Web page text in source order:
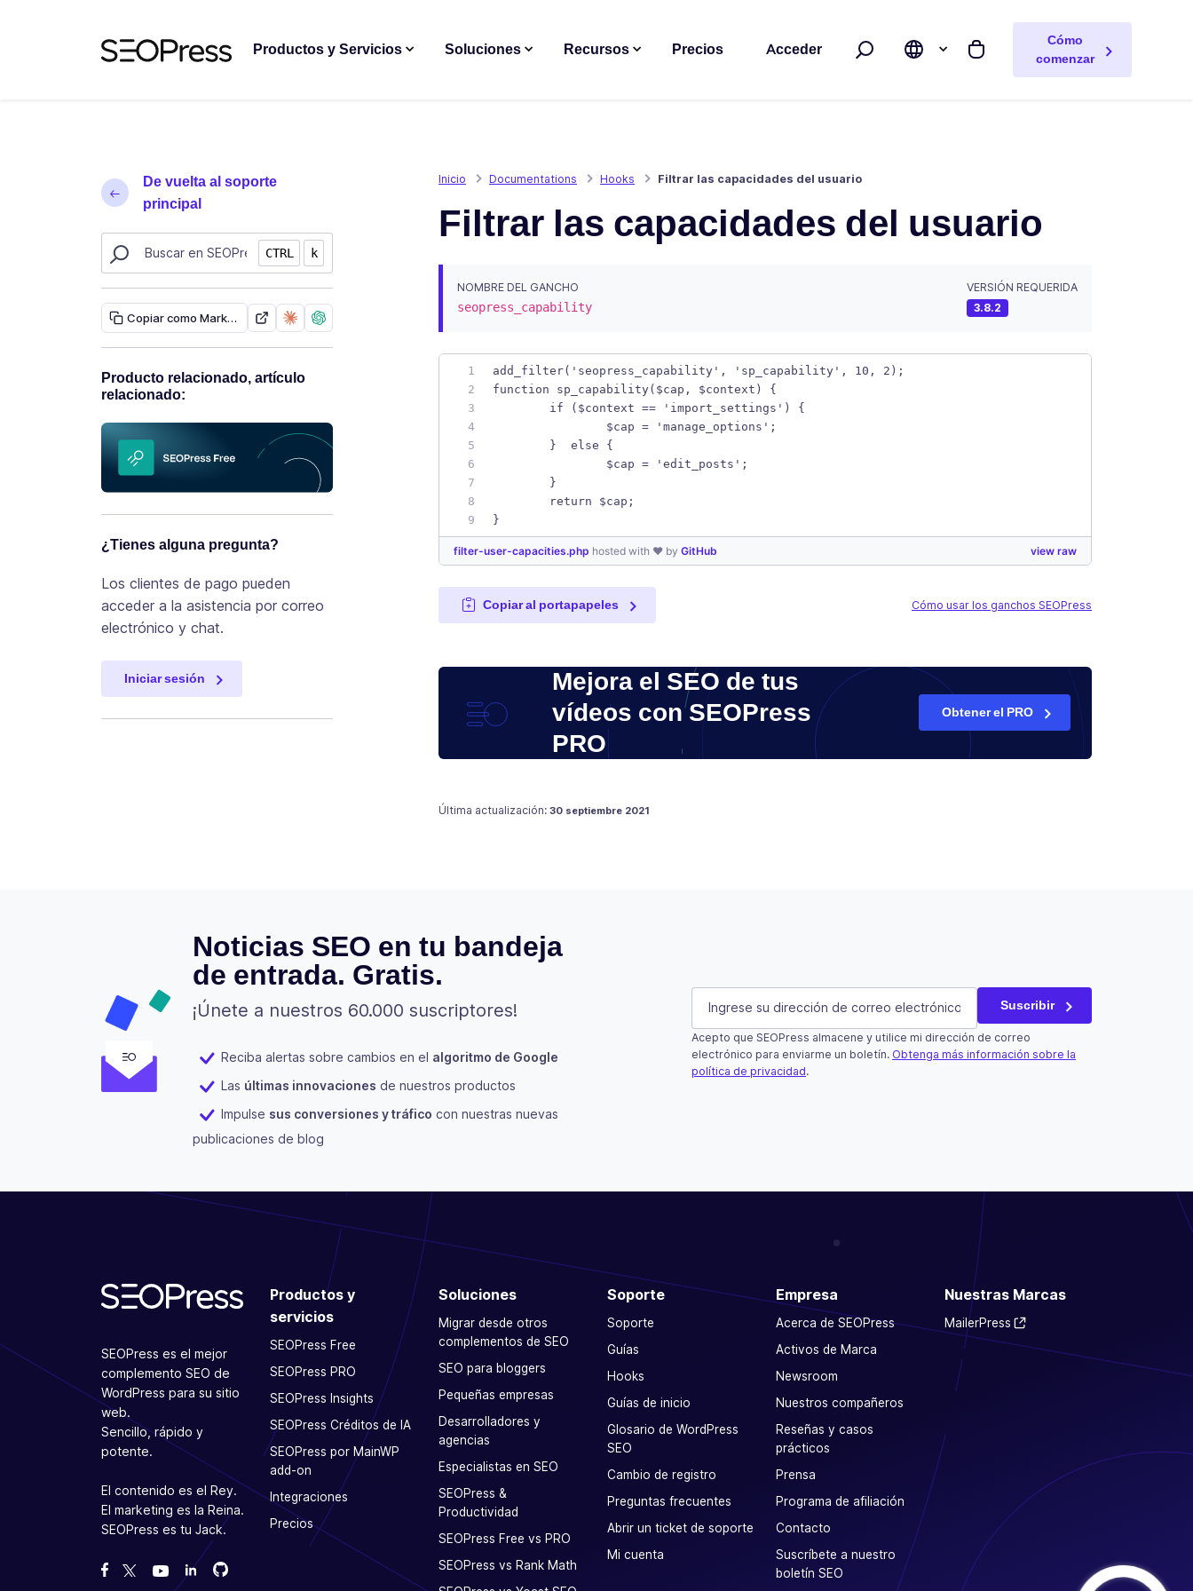
Productos y Servicios Soluciones Recursos Precios Acceder
Buscar Mi carrito
Cómo
comenzar
De vuelta al soporte
principal
Buscar recursos de SEOPress
CTRL k
Copiar como Markdown
Producto relacionado, artículo
relacionado:
¿Tienes alguna pregunta?
Los clientes de pago pueden
acceder a la asistencia por correo
electrónico y chat.
Iniciar sesión
Inicio Documentations Hooks Filtrar las capacidades del usuario
Filtrar las capacidades del usuario
NOMBRE DEL GANCHO
seopress_capability
VERSIÓN REQUERIDA
3.8.2
add_filter('seopress_capability', 'sp_capability', 10, 2);
function sp_capability($cap, $context) {
	if ($context == 'import_settings') {
		$cap = 'manage_options';
	}  else {
		$cap = 'edit_posts';
	}
	return $cap;
}
view raw
filter-user-capacities.php hosted with ❤ by GitHub
Copiar al portapapeles Cómo usar los ganchos SEOPress
Mejora el SEO de tus
vídeos con SEOPress
PRO
Obtener el PRO
Última actualización: Publicado en
17 julio 2021
30 septiembre 2021
Noticias SEO en tu bandeja
de entrada. Gratis.
¡Únete a nuestros 60.000 suscriptores!
Reciba alertas sobre cambios en el algoritmo de Google
Las últimas innovaciones de nuestros productos
Impulse sus conversiones y tráfico con nuestras nuevas
publicaciones de blog
Comments
Este campo es un campo de validación y debe quedar sin cambios.
E-mail (Obligatorio) Suscribir
Acepto que SEOPress almacene y utilice mi dirección de correo
electrónico para enviarme un boletín. Obtenga más información sobre la
política de privacidad.
SEOPress es el mejor
complemento SEO de
WordPress para su sitio
web.
Sencillo, rápido y
potente.
El contenido es el Rey.
El marketing es la Reina.
SEOPress es tu Jack.
Danos like en Facebook
Síguenos en Twitter
Míranos en YouTube
Bifurcanos en GitHub
Bifurcanos en GitHub
Productos y
servicios
SEOPress Free
SEOPress PRO
SEOPress Insights
SEOPress Créditos de IA
SEOPress por MainWP
add-on
Integraciones
Precios
Soluciones
Migrar desde otros
complementos de SEO
SEO para bloggers
Pequeñas empresas
Desarrolladores y
agencias
Especialistas en SEO
SEOPress &
Productividad
SEOPress Free vs PRO
SEOPress vs Rank Math
Soporte
Soporte
Guías
Hooks
Guías de inicio
Glosario de WordPress
SEO
Cambio de registro
Preguntas frecuentes
Abrir un ticket de soporte
Mi cuenta
Empresa
Acerca de SEOPress
Activos de Marca
Newsroom
Nuestros compañeros
Reseñas y casos
prácticos
Prensa
Programa de afiliación
Contacto
Suscríbete a nuestro
boletín SEO
Nuestras Marcas
MailerPress